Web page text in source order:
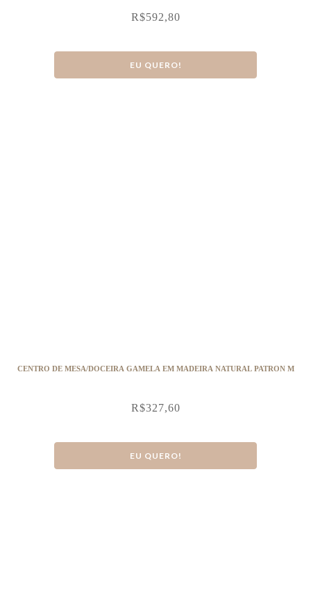
R$592,80
EU QUERO!
CENTRO DE MESA/DOCEIRA GAMELA EM MADEIRA NATURAL PATRON M
R$327,60
EU QUERO!